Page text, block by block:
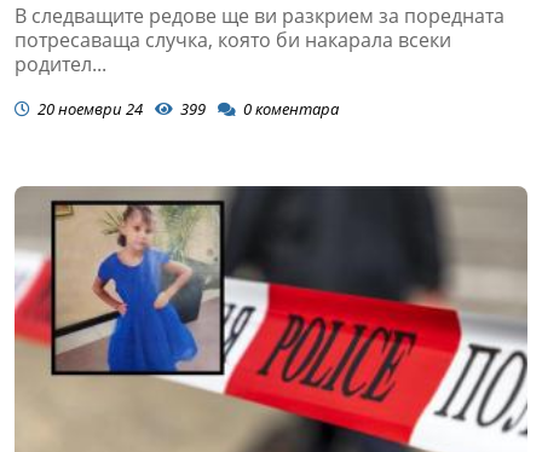
В следващите редове ще ви разкрием за поредната
потресаваща случка, която би накарала всеки
родител...
20 ноември 24 399 0коментара